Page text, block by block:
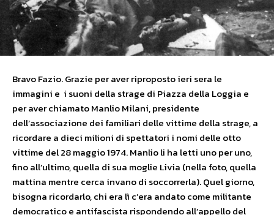
Bravo Fazio. Grazie per aver riproposto ieri sera le
immagini e i suoni della strage di Piazza della Loggia e
per aver chiamato Manlio Milani, presidente
dell’associazione dei familiari delle vittime della strage, a
ricordare a dieci milioni di spettatori i nomi delle otto
vittime del 28 maggio 1974. Manlio li ha letti uno per uno,
fino all’ultimo, quella di sua moglie Livia (nella foto, quella
mattina mentre cerca invano di soccorrerla). Quel giorno,
bisogna ricordarlo, chi era lì c’era andato come militante
democratico e antifascista rispondendo all’appello del